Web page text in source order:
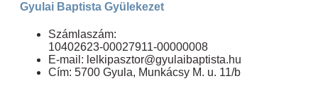
Gyulai Baptista Gyülekezet
Számlaszám:
10402623-00027911-00000008
E-mail: lelkipasztor@gyulaibaptista.hu
Cím: 5700 Gyula, Munkácsy M. u. 11/b